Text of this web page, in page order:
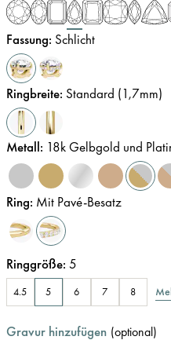
Fassung: Schlicht
Ringbreite: Standard (1,7mm)
Metall: 18k Gelbgold und
Ring: Mit Pavé-Besatz
Ringgröße: 5
4.5 5 6 7 8
Gravur hinzufügen (optional)